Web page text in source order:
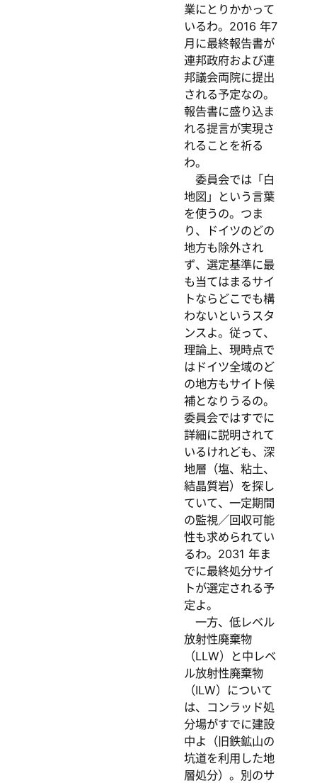
業にとりかかって
いるわ。2016 年7
月に最終報告書が
連邦政府および連
邦議会両院に提出
される予定なの。
報告書に盛り込ま
れる提言が実現さ
れることを祈る
わ。
委員会では「白
地図」という言葉
を使うの。つま
り、ドイツのどの
地方も除外され
ず、選定基準に最
も当てはまるサイ
トならどこでも構
わないというスタ
ンスよ。従って、
理論上、現時点で
はドイツ全域のど
の地方もサイト候
補となりうるの。
委員会ではすでに
詳細に説明されて
いるけれども、深
地層（塩、粘土、
結晶質岩）を探し
ていて、一定期間
の監視／回収可能
性も求められてい
るわ。2031 年ま
でに最終処分サイ
トが選定される予
定よ。
一方、低レベル
放射性廃棄物
（LLW）と中レベ
ル放射性廃棄物
（ILW）について
は、コンラッド処
分場がすでに建設
中よ（旧鉄鉱山の
坑道を利用した地
層処分）。別のサ